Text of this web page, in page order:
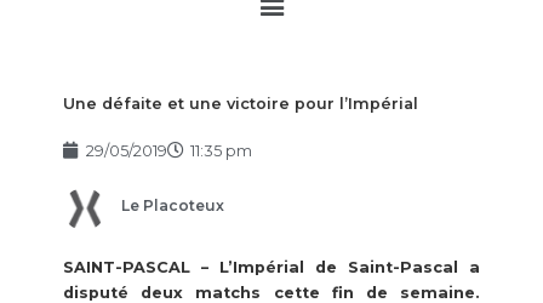
Une défaite et une victoire pour l’Impérial
29/05/2019 11:35 pm
Le Placoteux
SAINT-PASCAL – L’Impérial de Saint-Pascal a
disputé deux matchs cette fin de semaine.